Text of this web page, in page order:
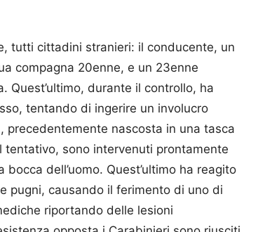
tutti cittadini stranieri: il conducente, un
compagna 20enne, e un 23enne
Quest’ultimo, durante il controllo, ha
tentando di ingerire un involucro
precedentemente nascosta in una tasca
sono intervenuti prontamente
dell’uomo. Quest’ultimo ha reagito
pugni, causando il ferimento di uno di
riportando delle lesioni